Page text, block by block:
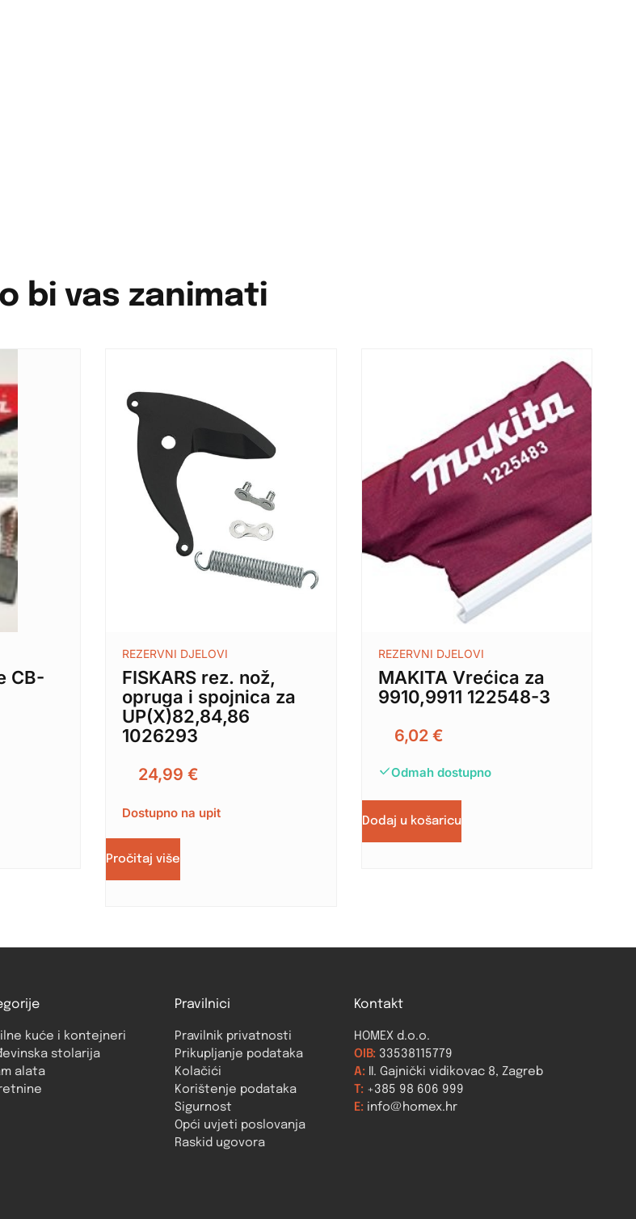
bi vas zanimati
CB-
REZERVNI DJELOVI
FISKARS rez. nož,
opruga i spojnica za
UP(X)82,84,86
1026293
24,99 €
Dostupno na upit
Pročitaj više
REZERVNI DJELOVI
MAKITA Vrećica za
9910,9911 122548-3
6,02 €
Odmah dostupno
Dodaj u košaricu
kuće i kontejneri
stolarija
alata
Pravilnici
Pravilnik privatnosti
Prikupljanje podataka
Kolačići
Korištenje podataka
Sigurnost
Opći uvjeti poslovanja
Raskid ugovora
Kontakt
HOMEX d.o.o.
OIB: 33538115779
A: II. Gajnički vidikovac 8, Zagreb
T: +385 98 606 999
E: info@homex.hr